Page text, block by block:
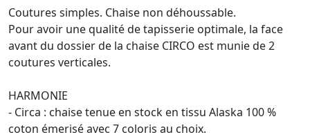
Coutures simples. Chaise non déhoussable.
Pour avoir une qualité de tapisserie optimale, la face
avant du dossier de la chaise CIRCO est munie de 2
coutures verticales.
HARMONIE
- Circa : chaise tenue en stock en tissu Alaska 100 %
coton émerisé avec 7 coloris au choix.